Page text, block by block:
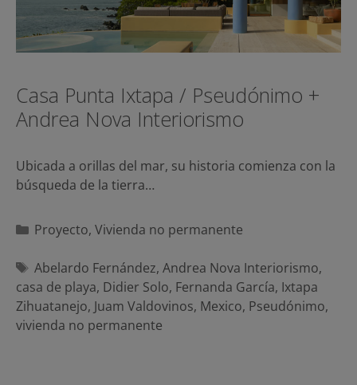
Casa Punta Ixtapa / Pseudónimo +
Andrea Nova Interiorismo
Ubicada a orillas del mar, su historia comienza con la
búsqueda de la tierra…
Categorías
Proyecto, Vivienda no permanente
Etiquetas
Abelardo Fernández, Andrea Nova Interiorismo,
casa de playa, Didier Solo, Fernanda García, Ixtapa
Zihuatanejo, Juam Valdovinos, Mexico, Pseudónimo,
vivienda no permanente